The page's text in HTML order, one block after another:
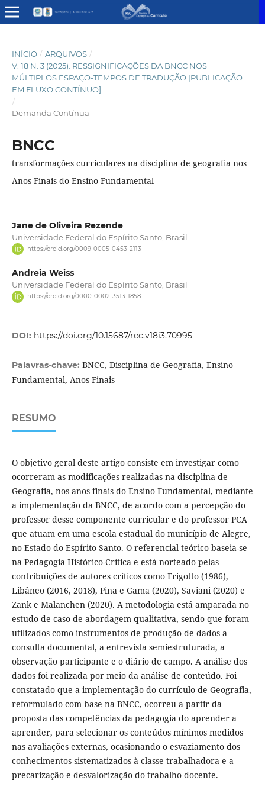
INÍCIO / ARQUIVOS /
V. 18 N. 3 (2025): RESSIGNIFICAÇÕES DA BNCC NOS
MÚLTIPLOS ESPAÇO-TEMPOS DE TRADUÇÃO [PUBLICAÇÃO
EM FLUXO CONTÍNUO]
/
Demanda Contínua
BNCC
transformações curriculares na disciplina de geografia nos
Anos Finais do Ensino Fundamental
Jane de Oliveira Rezende
Universidade Federal do Espírito Santo, Brasil
https://orcid.org/0009-0005-0453-2113
Andreia Weiss
Universidade Federal do Espírito Santo, Brasil
https://orcid.org/0000-0002-3513-1858
DOI: https://doi.org/10.15687/rec.v18i3.70995
Palavras-chave: BNCC, Disciplina de Geografia, Ensino
Fundamental, Anos Finais
RESUMO
O objetivo geral deste artigo consiste em investigar como
ocorreram as modificações realizadas na disciplina de
Geografia, nos anos finais do Ensino Fundamental, mediante
a implementação da BNCC, de acordo com a percepção do
professor desse componente curricular e do professor PCA
que atuam em uma escola estadual do município de Alegre,
no Estado do Espírito Santo. O referencial teórico baseia-se
na Pedagogia Histórico-Crítica e está norteado pelas
contribuições de autores críticos como Frigotto (1986),
Libâneo (2016, 2018), Pina e Gama (2020), Saviani (2020) e
Zank e Malanchen (2020). A metodologia está amparada no
estudo de caso de abordagem qualitativa, sendo que foram
utilizados como instrumentos de produção de dados a
consulta documental, a entrevista semiestruturada, a
observação participante e o diário de campo. A análise dos
dados foi realizada por meio da análise de conteúdo. Foi
constatado que a implementação do currículo de Geografia,
reformulado com base na BNCC, ocorreu a partir da
proposta das competências da pedagogia do aprender a
aprender, para selecionar os conteúdos mínimos medidos
nas avaliações externas, ocasionando o esvaziamento dos
conhecimentos sistematizados à classe trabalhadora e a
precarização e desvalorização do trabalho docente.